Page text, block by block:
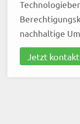
nachhaltige
Jetzt